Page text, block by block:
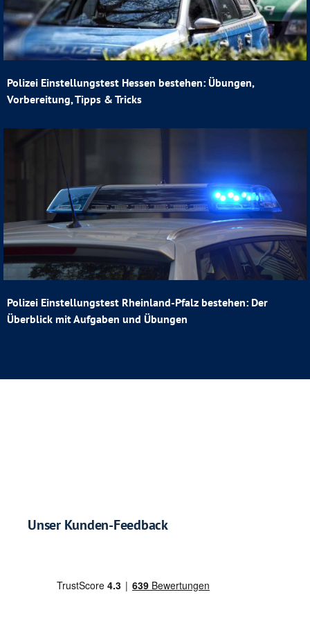
Polizei Einstellungstest Hessen bestehen: Übungen,
Vorbereitung, Tipps & Tricks
Polizei Einstellungstest Rheinland-Pfalz bestehen: Der
Überblick mit Aufgaben und Übungen
Unser Kunden-Feedback